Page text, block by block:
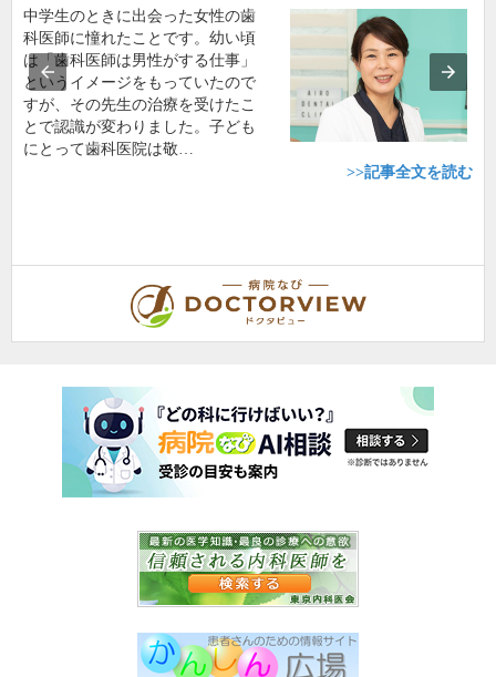
中学生のときに出会った女性の歯
科医師に憧れたことです。幼い頃
は「歯科医師は男性がする仕事」
というイメージをもっていたので
すが、その先生の治療を受けたこ
とで認識が変わりました。子ども
にとって歯科医院は敬…
>>記事全文を読む